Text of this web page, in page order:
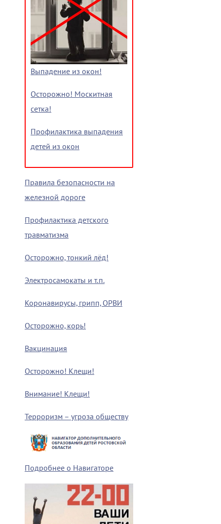
Выпадение из окон!
Осторожно! Москитная
сетка!
Профилактика выпадения
детей из окон
Правила безопасности на
железной дороге
Профилактика детского
травматизма
Осторожно, тонкий лёд!
Электросамокаты и т.п.
Коронавирусы, грипп, ОРВИ
Осторожно, корь!
Вакцинация
Осторожно! Клещи!
Внимание! Клещи!
Терроризм – угроза обществу
Подробнее о Навигаторе